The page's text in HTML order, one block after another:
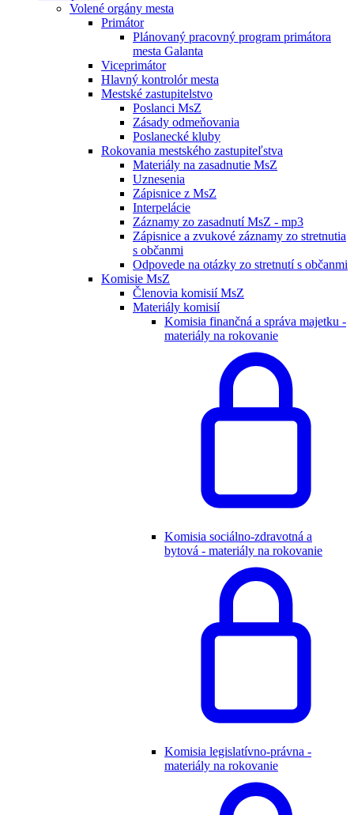
Volené orgány mesta
Primátor
Plánovaný pracovný program primátora
mesta Galanta
Viceprimátor
Hlavný kontrolór mesta
Mestské zastupitelstvo
Poslanci MsZ
Zásady odmeňovania
Poslanecké kluby
Rokovania mestského zastupiteľstva
Materiály na zasadnutie MsZ
Uznesenia
Zápisnice z MsZ
Interpelácie
Záznamy zo zasadnutí MsZ - mp3
Zápisnice a zvukové záznamy zo stretnutia
s občanmi
Odpovede na otázky zo stretnutí s občanmi
Komisie MsZ
Členovia komisií MsZ
Materiály komisií
Komisia finančná a správa majetku -
materiály na rokovanie
Komisia sociálno-zdravotná a
bytová - materiály na rokovanie
Komisia legislatívno-právna -
materiály na rokovanie